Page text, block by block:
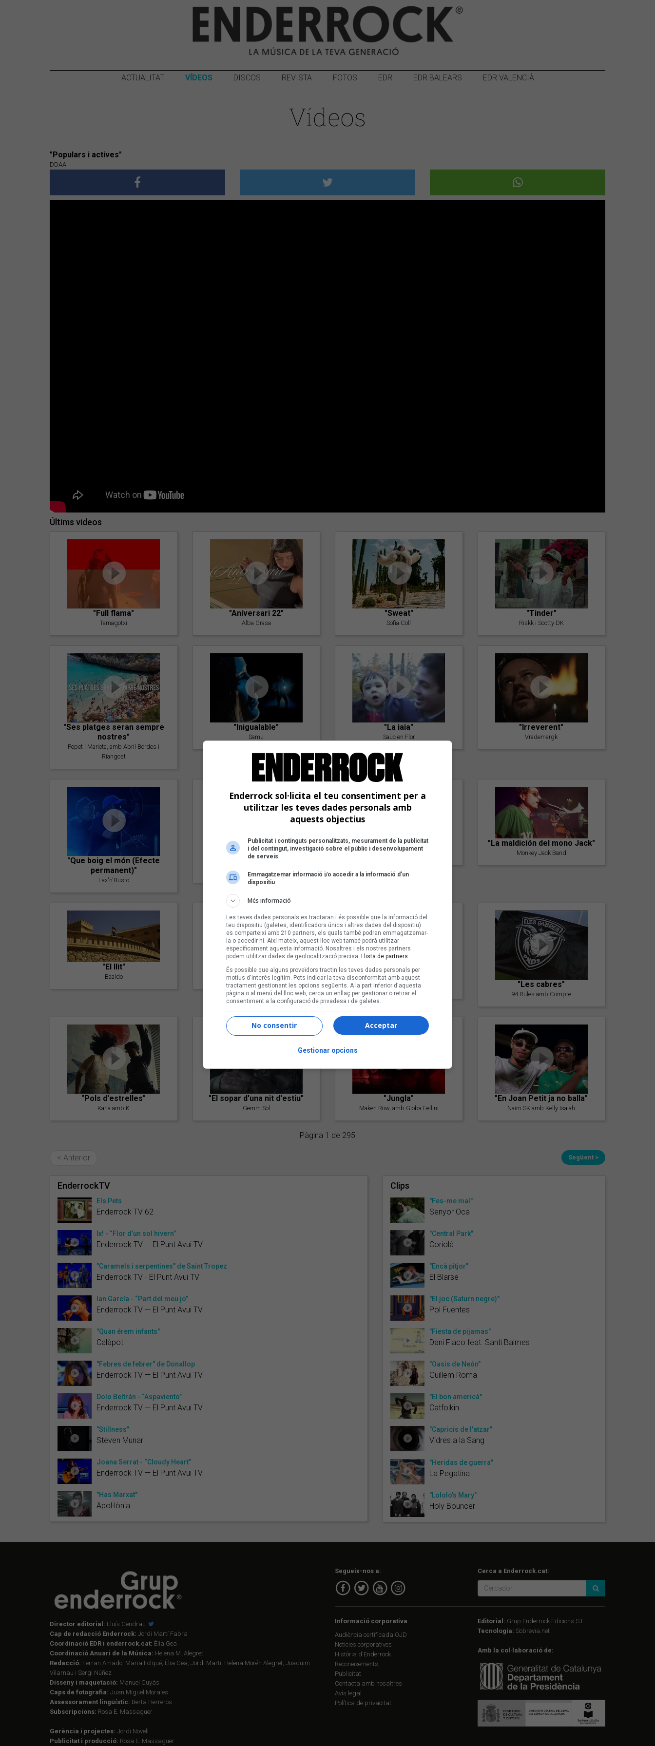
ACTUALITAT VÍDEOS DISCOS REVISTA FOTOS EDR EDR BALEARS EDR VALENCIÀ
Vídeos
"Populars i actives"
DDAA
Últims videos
"Full flama"
Tamagotxi
"Aniversari 22"
Alba Grasa
"Sweat"
Sofia Coll
"Tinder"
Riskk i Scotty DK
"Ses platges seran sempre
nostres"
Pepet i Marieta, amb Abril Bordes i
Riangost
"Inigualable"
Samu
"La iaia"
Saüc en Flor
"Irreverent"
Vrademargk
"Que boig el món (Efecte
permanent)"
Lax'n'Busto
"Amb tu"
"Postlude To A Kiss"
Goran Levi
"La maldición del mono Jack"
Monkey Jack Band
"El llit"
Baaldo
"Lo bueno y lo malo"
Carmen y María
"Posidònia"
Pep Álvarez amb Joan Muntaner
(Xanguito)
"Les cabres"
94 Rules amb Compte
"Pols d'estrelles"
Karla amb K
"El sopar d'una nit d'estiu"
Gemm Sol
"Jungla"
Maken Row, amb Gioba Fellini
"En Joan Petit ja no balla"
Naim SK amb Kelly Isaiah
Pàgina 1 de 295
< Anterior Següent >
EnderrockTV
Els Pets
Enderrock TV 62
Ix! - “Flor d’un sol hivern”
Enderrock TV — El Punt Avui TV
"Caramels i serpentines" de Saint Tropez
Enderrock TV - El Punt Avui TV
Ian García - “Part del meu jo”
Enderrock TV — El Punt Avui TV
"Quan érem infants"
Calàpot
"Febres de febrer" de Donallop
Enderrock TV — El Punt Avui TV
Dolo Beltrán - “Aspaviento”
Enderrock TV — El Punt Avui TV
"Stillness"
Steven Munar
Joana Serrat - “Cloudy Heart”
Enderrock TV — El Punt Avui TV
"Has Marxat"
Apol·lònia
Clips
"Fes-me mal"
Senyor Oca
"Central Park"
Coriolà
"Encà pitjor"
El Blarse
"El joc (Saturn negre)"
Pol Fuentes
"Fiesta de pijamas"
Dani Flaco feat. Santi Balmes
"Oasis de Neón"
Guillem Roma
"El bon americà"
Catfolkin
"Capricis de l'atzar"
Vidres a la Sang
"Heridas de guerra"
La Pegatina
"Lololo's Mary"
Holy Bouncer
Director editorial: Lluís Gendrau
Cap de redacció Enderrock: Jordi Martí Fabra
Coordinació EDR i enderrock.cat: Èlia Gea
Coordinació Anuari de la Música: Helena M. Alegret
Redacció: Ferran Amado, Maria Folqué, Èlia Gea, Jordi Martí, Helena Morén Alegret, Joaquim
Vilarnau i Sergi Núñez
Disseny i maquetació: Manuel Cuyàs
Caps de fotografia: Juan Miguel Morales
Assessorament lingüístic: Berta Herreros
Subscripcions: Rosa E. Massaguer
Gerència i projectes: Jordi Novell
Publicitat i producció: Rosa E. Massaguer
Segueix-nos a: Cerca a Enderrock.cat:
Informació corporativa
Audiència certificada OJD
Notícies corporatives
Història d'Enderrock
Reconeixements
Publicitat
Contacta amb nosaltres
Avís legal
Política de privacitat
Editorial: Grup Enderrock Edicions S.L.
Tecnologia: Sobrevia.net
Amb la col·laboració de:
Enderrock sol·licita el teu consentiment per a
utilitzar les teves dades personals amb
aquests objectius
Publicitat i continguts personalitzats, mesurament de la publicitat
i del contingut, investigació sobre el públic i desenvolupament
de serveis
Emmagatzemar informació i/o accedir a la informació d’un
dispositiu
Més informació
Les teves dades personals es tractaran i és possible que la informació del
teu dispositiu (galetes, identificadors únics i altres dades del dispositiu)
es comparteixi amb 210 partners, els quals també podran emmagatzemar-
la o accedir-hi. Així mateix, aquest lloc web també podrà utilitzar
específicament aquesta informació. Nosaltres i els nostres partners
podem utilitzar dades de geolocalització precisa. Llista de partners.
És possible que alguns proveïdors tractin les teves dades personals per
motius d'interès legítim. Pots indicar la teva disconformitat amb aquest
tractament gestionant les opcions següents. A la part inferior d'aquesta
pàgina o al menú del lloc web, cerca un enllaç per gestionar o retirar el
consentiment a la configuració de privadesa i de galetes.
Acceptar
No consentir
Gestionar opcions